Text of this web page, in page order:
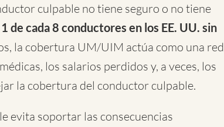
culpable no tiene seguro o no tiene
1 de cada 8 conductores en los EE. UU. sin
la cobertura UM/UIM actúa como una red
los salarios perdidos y, a veces, los
la cobertura del conductor culpable.
evita soportar las consecuencias